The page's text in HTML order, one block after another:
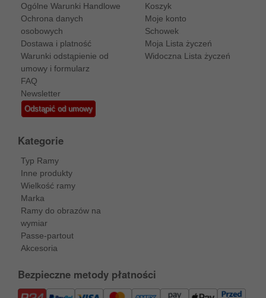
Ogólne Warunki Handlowe
Ochrona danych
osobowych
Dostawa i platność
Warunki odstąpienie od
umowy i formularz
FAQ
Newsletter
Odstąpić od umowy
Koszyk
Moje konto
Schowek
Moja Lista życzeń
Widoczna Lista życzeń
Kategorie
Typ Ramy
Inne produkty
Wielkość ramy
Marka
Ramy do obrazów na
wymiar
Passe-partout
Akcesoria
Bezpieczne metody płatności